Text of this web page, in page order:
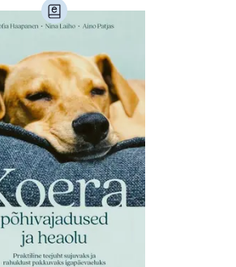
(292)
Biograafiad (229)
kirjandus (1773)
Ettevõtlus (30)
Filoloogia (121)
Filosoofia (146)
(65)
Haridus (20)
Ilukirjandus (4255)